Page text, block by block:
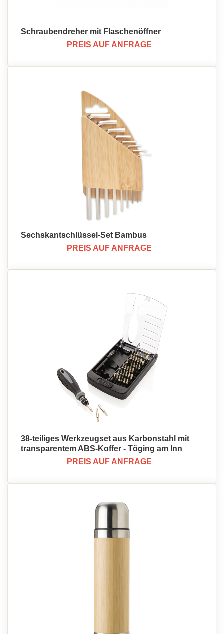
Schraubendreher mit Flaschenöffner
PREIS AUF ANFRAGE
Sechskantschlüssel-Set Bambus
PREIS AUF ANFRAGE
38-teiliges Werkzeugset aus Karbonstahl mit
transparentem ABS-Koffer - Töging am Inn
PREIS AUF ANFRAGE